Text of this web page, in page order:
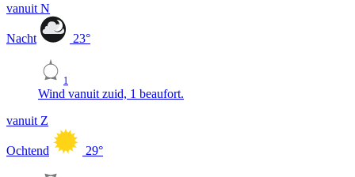
vanuit N
Nacht 23°
1
Wind vanuit zuid, 1 beaufort.
vanuit Z
Ochtend 29°